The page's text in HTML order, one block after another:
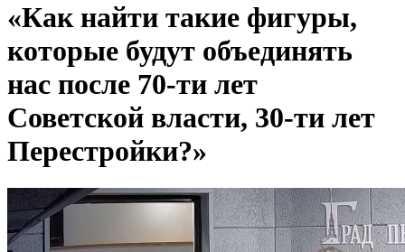
«Как найти такие фигуры,
которые будут объединять
нас после 70-ти лет
Советской власти, 30-ти лет
Перестройки?»